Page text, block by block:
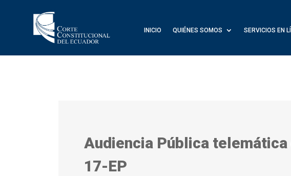
INICIO QUIÉNES SOMOS SERVICIOS EN
Audiencia Pública
17-EP